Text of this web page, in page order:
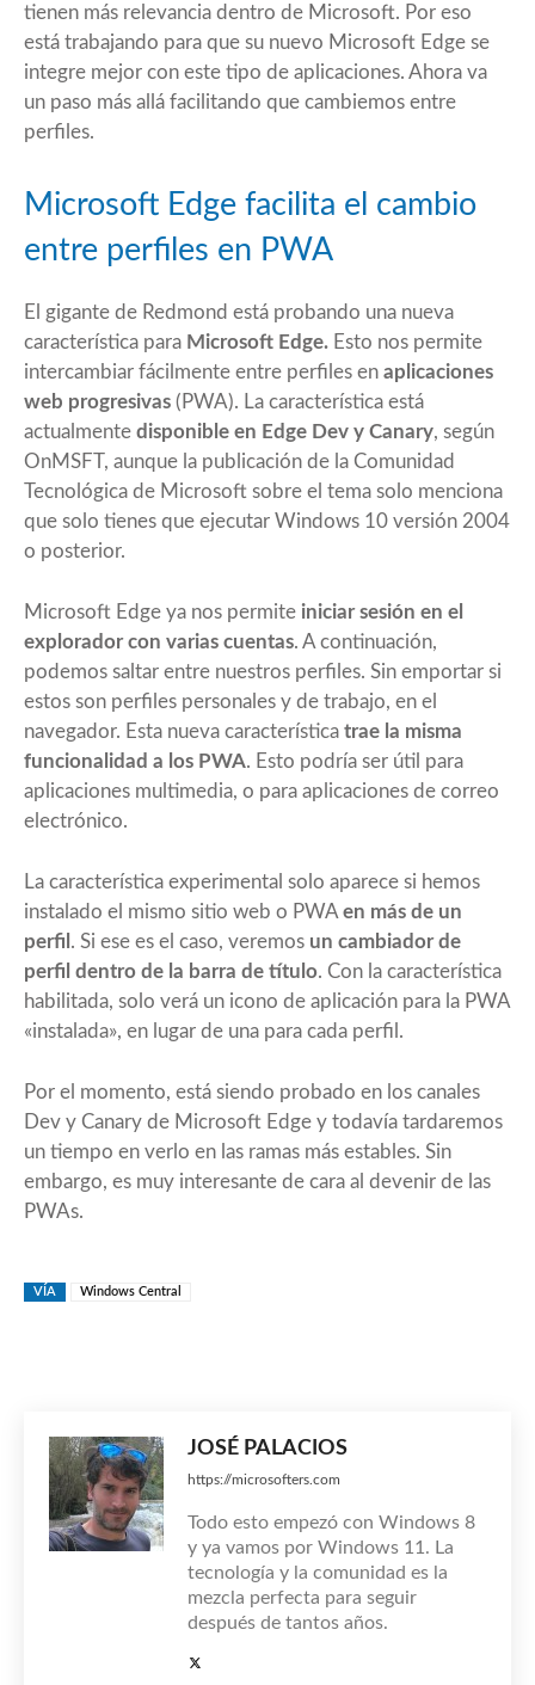
tienen más relevancia dentro de Microsoft. Por eso
está trabajando para que su nuevo Microsoft Edge se
integre mejor con este tipo de aplicaciones. Ahora va
un paso más allá facilitando que cambiemos entre
perfiles.
Microsoft Edge facilita el cambio
entre perfiles en PWA
El gigante de Redmond está probando una nueva
característica para Microsoft Edge. Esto nos permite
intercambiar fácilmente entre perfiles en aplicaciones
web progresivas (PWA). La característica está
actualmente disponible en Edge Dev y Canary, según
OnMSFT, aunque la publicación de la Comunidad
Tecnológica de Microsoft sobre el tema solo menciona
que solo tienes que ejecutar Windows 10 versión 2004
o posterior.
Microsoft Edge ya nos permite iniciar sesión en el
explorador con varias cuentas. A continuación,
podemos saltar entre nuestros perfiles. Sin emportar si
estos son perfiles personales y de trabajo, en el
navegador. Esta nueva característica trae la misma
funcionalidad a los PWA. Esto podría ser útil para
aplicaciones multimedia, o para aplicaciones de correo
electrónico.
La característica experimental solo aparece si hemos
instalado el mismo sitio web o PWA en más de un
perfil . Si ese es el caso, veremos un cambiador de
perfil dentro de la barra de título. Con la característica
habilitada, solo verá un icono de aplicación para la PWA
«instalada», en lugar de una para cada perfil.
Por el momento, está siendo probado en los canales
Dev y Canary de Microsoft Edge y todavía tardaremos
un tiempo en verlo en las ramas más estables. Sin
embargo, es muy interesante de cara al devenir de las
PWAs.
VÍA Windows Central
JOSÉ PALACIOS
https://microsofters.com
Todo esto empezó con Windows 8
y ya vamos por Windows 11. La
tecnología y la comunidad es la
mezcla perfecta para seguir
después de tantos años.